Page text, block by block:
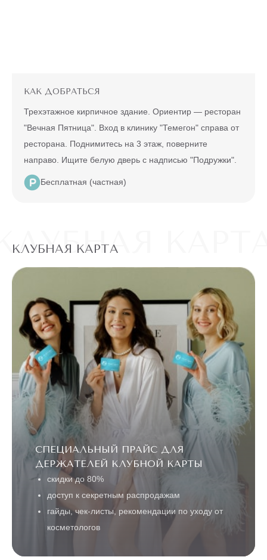
5 ДНЕЙ
до
МУЖЧИНАМ
АКЦИИ
ЛАЗЕРНАЯ
ЭПИЛЯЦИЯ ЛЮБОЙ
одиночную зону, для новых
до конца акции
ЭПИЛЯЦИЯ
"ВСЕ ТЕЛО"
Александритовый
лазер (ноги
полностью,
глубокое бикини,
подмышки, малая
зона) действует
для новых
клиентов
5 ДНЕЙ
до
конца акции
22360 ₽
4990 ₽
АКЦИЯ! ЛАЗЕРНАЯ
ЛАЗЕРЕ
ЛИЦО
КАК ДОБРАТЬСЯ
Трехэтажное кирпичное здание. Ориентир — ресторан
"Вечная Пятница". Вход в клинику "Темегон" справа от
ресторана. Поднимитесь на 3 этаж, поверните
направо. Ищите белую дверь с надписью "Подружки".
Бесплатная (частная)
КЛУБНАЯ КАРТА
СПЕЦИАЛЬНЫЙ ПРАЙС ДЛЯ
ДЕРЖАТЕЛЕЙ КЛУБНОЙ КАРТЫ
скидки до 80%
доступ к секретным распродажам
гайды, чек-листы, рекомендации по уходу от
косметологов